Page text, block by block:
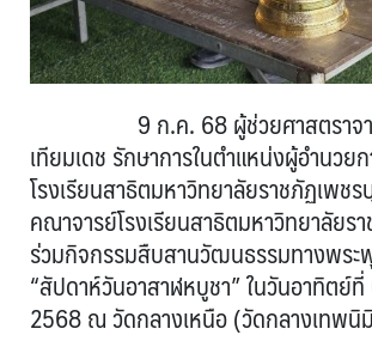
9 ก.ค. 68 ผู้ช่วยศาสตราจา
เทียมเดช รักษาการในตำแหน่งผู้อำนวย
โรงเรียนสาธิตมหาวิทยาลัยราชภัฏเพชร
คณาจารย์โรงเรียนสาธิตมหาวิทยาลัยร
ร่วมกิจกรรมสืบสานวัฒนธรรมทางพระ
“สัปดาห์วันอาสาฬหบูชา” ในวันอาทิตย์
2568 ณ วัดกลางเหนือ (วัดกลางเทพนิ